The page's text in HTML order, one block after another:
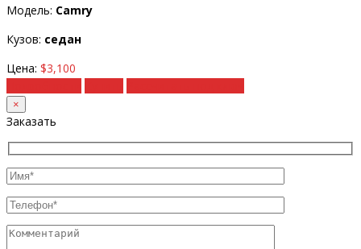
Модель: Camry
Кузов: седан
Цена: $3,100
×
Заказать